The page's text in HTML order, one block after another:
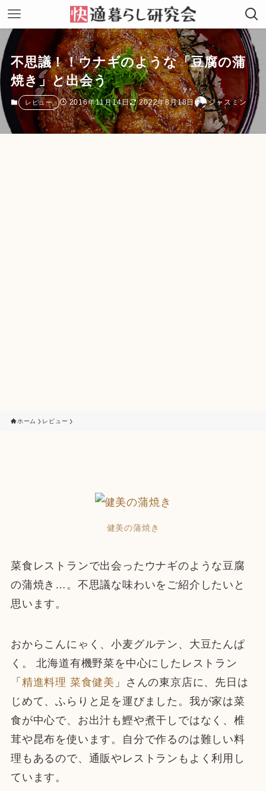
不思議！！ウナギのような「豆腐の蒲
焼き」と出会う
レビュー 2016年11月14日 2022年8月18日 ジャスミン
ホーム レビュー
健美の蒲焼き
菜食レストランで出会ったウナギのような豆腐
の蒲焼き…。不思議な味わいをご紹介したいと
思います。
おからこんにゃく、小麦グルテン、大豆たんぱ
く。 北海道有機野菜を中心にしたレストラン
「 精進料理 菜食健美 」さんの東京店に、先日は
じめて、ふらりと足を運びました。我が家は菜
食が中心で、お出汁も鰹や煮干しではなく、椎
茸や昆布を使います。自分で作るのは難しい料
理もあるので、通販やレストランもよく利用し
ています。